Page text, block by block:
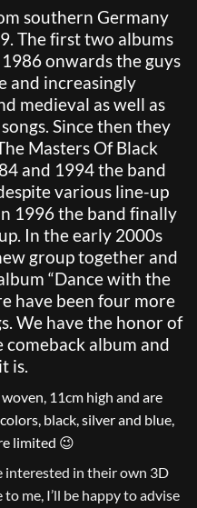
southern Germany
The first two albums
onwards the guys
and increasingly
medieval as well as
Since then they
Masters Of Black
and 1994 the band
various line-up
1996 the band finally
In the early 2000s
group together and
“Dance with the
have been four more
We have the honor of
album and
is.
11cm high and are
black, silver and blue,
limited 😉
interested in their own 3D
me, I’ll be happy to advise